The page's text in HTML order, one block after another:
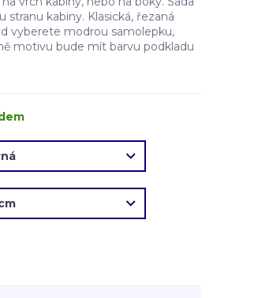
stranu kabiny. Klasická, řezaná
vyberete modrou samolepku,
motivu bude mít barvu podkladu